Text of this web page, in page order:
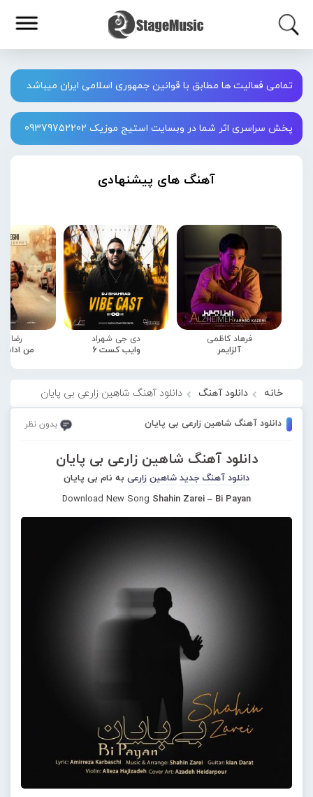
تمامی فعالیت ها مطابق با قوانین جمهوری اسلامی ایران میباشد
پخش سراسری اثر شما در وبسایت استیج موزیک 09379752202
آهنگ های پیشنهادی
فرهاد کاظمی
آلزایمر
دی جی شهراد
وایب کست 6
رضا
من
خانه دانلود آهنگ دانلود آهنگ شاهین زارعی بی پایان
دانلود آهنگ شاهین زارعی بی پایان بدون نظر
دانلود آهنگ شاهین زارعی بی پایان
دانلود آهنگ جدید شاهین زارعی به نام بی پایان
Download New Song Shahin Zarei – Bi Payan